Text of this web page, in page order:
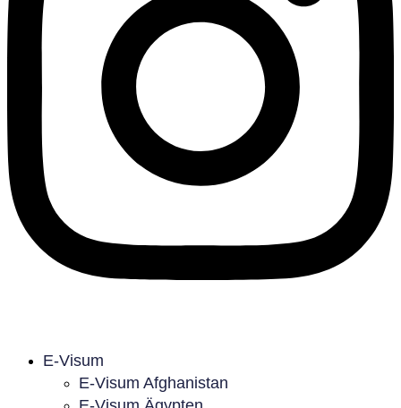
E-Visum
E-Visum Afghanistan